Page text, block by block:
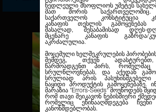
ნედლეული მსოფლიოს უმეტეს
მათ შორის საქართველოშიც.
საქართველოს კონსტიტუცია
კანაფის თესლის გამოყენებას
მასალად, შესაბამისად დღეს-
მცენარე კანაფის გაზრდა/
აკრძალულია.
მოცემული ხელშეკრულების პირობების
შემდეგ, თქვენ
წარმოადგენთ პირს, რომელმაც
სრულწლოვნებას, და აქედან
სრულიად არის პასუხისმგებელი
ნაყიდი პროდუქტის გამოყენებაზე.
მარაზია "Errors-Seeds" მოუწოდებს
რომ თავი შეიკავონ ნებისმიერი
რომელიც ეწინააღმდეგება ჩვენი
კანონმდებლობას.